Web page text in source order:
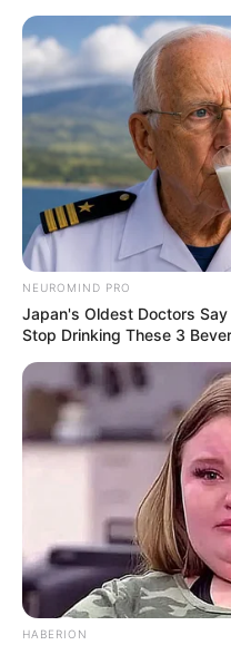
NEUROMIND PRO
Japan's Oldest Doctors
Stop Drinking These 3
HABERION